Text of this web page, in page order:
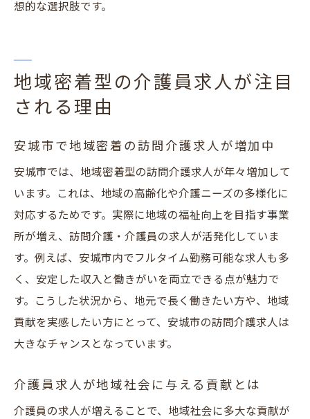
想的な選択肢です。
地域密着型の介護員求人が注目
される理由
安城市で地域密着の訪問介護求人が増加中
安城市では、地域密着型の訪問介護求人が年々増加して
います。これは、地域の高齢化や介護ニーズの多様化に
対応するためです。実際に地域の福祉向上を目指す事業
所が増え、訪問介護・介護員の求人が活発化していま
す。例えば、安城市内でフルタイム勤務可能な求人も多
く、安定した収入と働きがいを両立できる点が魅力で
す。こうした状況から、地元で長く働きたい方や、地域
貢献を実感したい方にとって、安城市の訪問介護求人は
大きなチャンスとなっています。
介護員求人が地域社会に与える貢献とは
介護員の求人が増えることで、地域社会に多大な貢献が